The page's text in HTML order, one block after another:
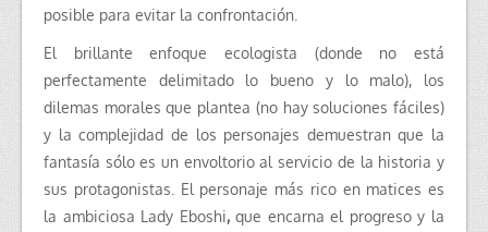
posible para evitar la confrontación.
El brillante enfoque ecologista (donde no está
perfectamente delimitado lo bueno y lo malo), los
dilemas morales que plantea (no hay soluciones fáciles)
y la complejidad de los personajes demuestran que la
fantasía sólo es un envoltorio al servicio de la historia y
sus protagonistas. El personaje más rico en matices es
la ambiciosa Lady Eboshi,que encarna el progreso y la